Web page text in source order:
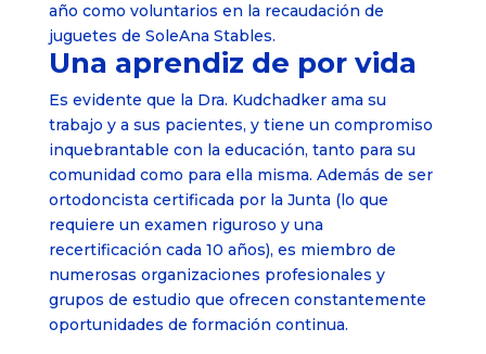
año como voluntarios en la recaudación de
juguetes de SoleAna Stables.
Una aprendiz de por vida
Es evidente que la Dra. Kudchadker ama su
trabajo y a sus pacientes, y tiene un compromiso
inquebrantable con la educación, tanto para su
comunidad como para ella misma. Además de ser
ortodoncista certificada por la Junta (lo que
requiere un examen riguroso y una
recertificación cada 10 años), es miembro de
numerosas organizaciones profesionales y
grupos de estudio que ofrecen constantemente
oportunidades de formación continua.